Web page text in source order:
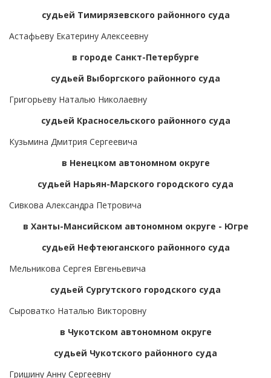
судьей Тимирязевского районного суда
Астафьеву Екатерину Алексеевну
в городе Санкт-Петербурге
судьей Выборгского районного суда
Григорьеву Наталью Николаевну
судьей Красносельского районного суда
Кузьмина Дмитрия Сергеевича
в Ненецком автономном округе
судьей Нарьян-Марского городского суда
Сивкова Александра Петровича
в Ханты-Мансийском автономном округе - Югре
судьей Нефтеюганского районного суда
Мельникова Сергея Евгеньевича
судьей Сургутского городского суда
Сыроватко Наталью Викторовну
в Чукотском автономном округе
судьей Чукотского районного суда
Гришину Анну Сергеевну